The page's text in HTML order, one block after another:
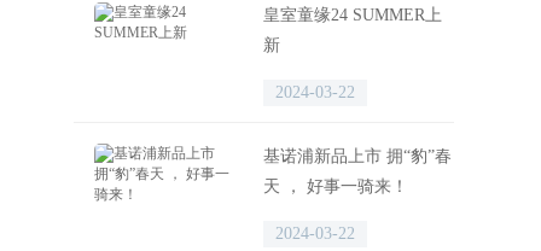
皇室童缘24 SUMMER上
新
2024-03-22
基诺浦新品上市 拥“豹”春
天 ， 好事一骑来！
2024-03-22